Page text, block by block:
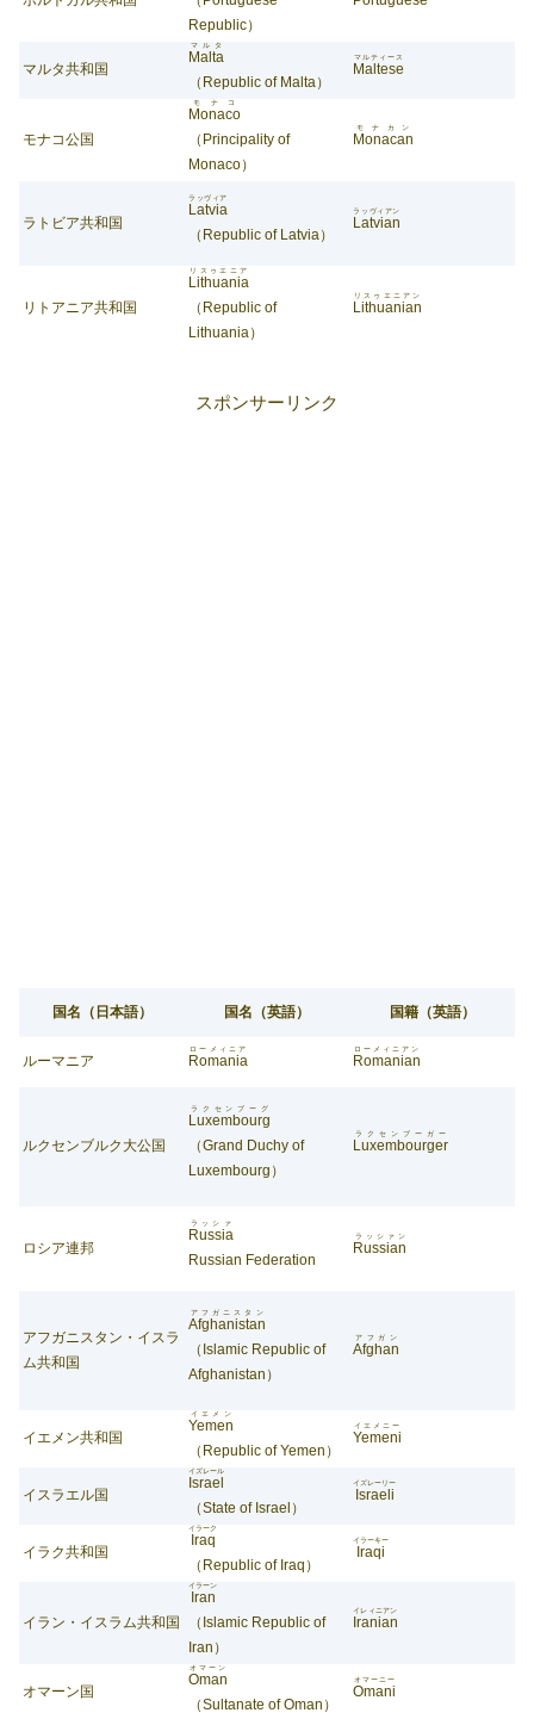
Republic）
マルタ共和国
Malta
マルタ
（Republic of Malta）
Maltese
マルティース
モナコ公国
Monaco
モナコ
（Principality of
Monaco）
Monacan
モナカン
ラトビア共和国
Latvia
ラッヴィア
（Republic of Latvia）
Latvian
ラッヴィアン
リトアニア共和国
Lithuania
リスゥエニア
（Republic of
Lithuania）
Lithuanian
リスゥエニアン
スポンサーリンク
国名（日本語） 国名（英語） 国籍（英語）
ルーマニア Romania
ローメィニア
Romanian
ローメィニアン
ルクセンブルク大公国
Luxembourg
ラクセンブーグ
（Grand Duchy of
Luxembourg）
Luxembourger
ラクセンブーガー
ロシア連邦
Russia
ラッシァ
Russian Federation
Russian
ラッシァン
アフガニスタン・イスラ
ム共和国
Afghanistan
アフガニスタン
（Islamic Republic of
Afghanistan）
Afghan
アフガン
イエメン共和国
Yemen
イエメン
（Republic of Yemen）
Yemeni
イエメニー
イスラエル国
Israel
イズレール
（State of Israel）
Israeli
イズレーリー
イラク共和国
Iraq
イラーク
（Republic of Iraq）
Iraqi
イラーキー
イラン・イスラム共和国
Iran
イラーン
（Islamic Republic of
Iran）
Iranian
イレィニアン
オマーン国
Oman
オマーン
（Sultanate of Oman）
Omani
オマーニー